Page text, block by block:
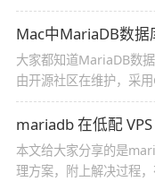
库有所帮助。
Mac中MariaDB数据
大家都知道MariaDB数
由开源社区在维护，采
MySQL，包括API和命
篇文章我们将详细介绍
要可以参考学习。
mariadb 在低配
本文给大家分享的是
理方案，附上解决过程